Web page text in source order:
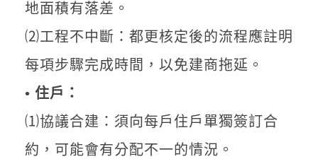
地面積有落差。
⑵工程不中斷：都更核定後的流程應註明
每項步驟完成時間，以免建商拖延。
• 住戶：
⑴協議合建：須向每戶住戶單獨簽訂合
約，可能會有分配不一的情況。